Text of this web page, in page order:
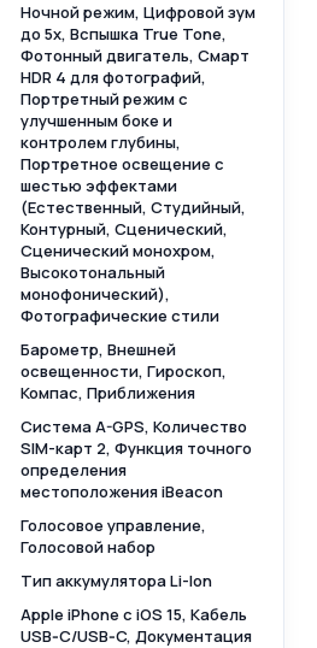
Ночной режим, Цифровой зум
до 5x, Вспышка True Tone,
Фотонный двигатель, Смарт
HDR 4 для фотографий,
Портретный режим с
улучшенным боке и
контролем глубины,
Портретное освещение с
шестью эффектами
(Естественный, Студийный,
Контурный, Сценический,
Сценический монохром,
Высокотональный
монофонический),
Фотографические стили
Барометр, Внешней
освещенности, Гироскоп,
Компас, Приближения
Cистема A-GPS, Количество
SIM-карт 2, Функция точного
определения
местоположения iBeacon
Голосовое управление,
Голосовой набор
Тип аккумулятора Li-Ion
Apple iPhone с iOS 15, Кабель
USB‑C/USB‑C, Документация